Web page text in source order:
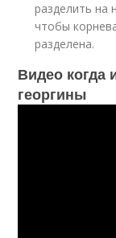
разделить на
чтобы
разделена.
Видео когда
георгины